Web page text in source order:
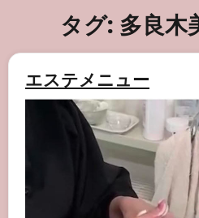
タグ: 多良木
エステメニュー